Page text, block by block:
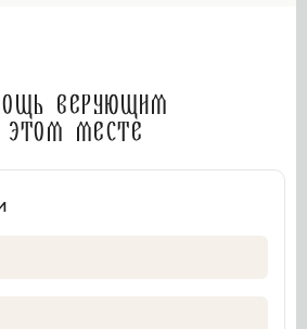
верующим
этом месте